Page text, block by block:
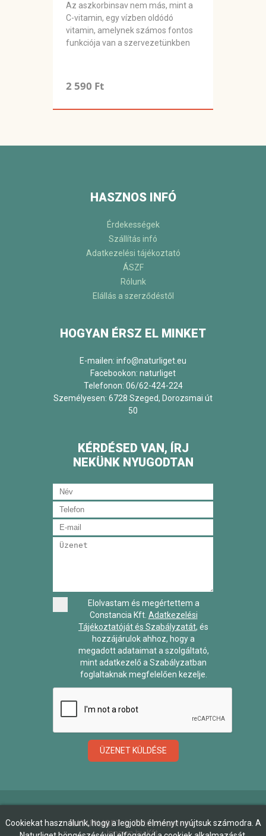
Az aszkorbinsav nem más, mint a
C-vitamin, egy vízben oldódó
vitamin, amelynek számos fontos
funkciója van a szervezetünkben
2 590 Ft
HASZNOS INFÓ
Érdekességek
Szállítás infó
Adatkezelési tájékoztató
ÁSZF
Rólunk
Elállás a szerződéstől
HOGYAN ÉRSZ EL MINKET
E-mailen: info@naturliget.eu
Facebookon: naturliget
Telefonon: 06/62-424-224
Személyesen: 6728 Szeged, Dorozsmai út
50
KÉRDÉSED VAN, ÍRJ
NEKÜNK NYUGODTAN
Elolvastam és megértettem a
Constancia Kft. Adatkezelési
Tájékoztatóját és Szabályzatát, és
hozzájárulok ahhoz, hogy a
megadott adataimat a szolgáltató,
mint adatkezelő a Szabályzatban
foglaltaknak megfelelően kezelje.
ÜZENET KÜLDÉSE
NATURLIGET©2026| Készítette:
Innovip.hu Kft.
Cookiekat használunk, hogy a legjobb élményt nyújtsuk számodra. A